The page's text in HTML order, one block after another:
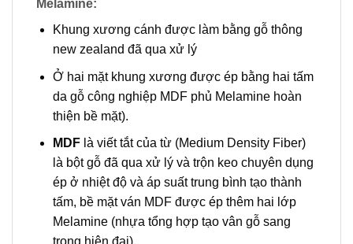
Melamine:
Khung xương cánh được làm bằng gỗ thông
new zealand đã qua xử lý
Ở hai mặt khung xương được ép bằng hai tấm
da gỗ công nghiệp MDF phủ Melamine hoàn
thiện bề mặt).
MDFlà viết tắt của từ (Medium Density Fiber)
là bột gỗ đã qua xử lý và trộn keo chuyên dụng
ép ở nhiệt độ và áp suất trung bình tạo thành
tấm, bề mặt ván MDF được ép thêm hai lớp
Melamine (nhựa tổng hợp tạo vân gỗ sang